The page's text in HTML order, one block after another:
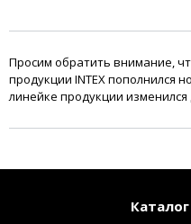
Просим обратить внимание,
продукции INTEX пополнился
линейке продукции